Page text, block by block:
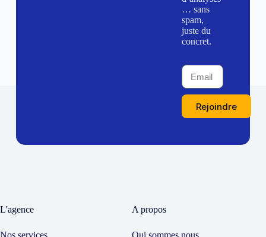
… sans
spam,
juste du
concret.
Rejoindre
L'agence A propos